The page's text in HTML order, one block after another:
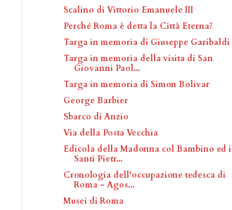
Scalino di Vittorio Emanuele III
Perché Roma è detta la Città Eterna?
Targa in memoria di Giuseppe Garibaldi
Targa in memoria della visita di San
Giovanni Paol...
Targa in memoria di Simon Bolivar
George Barbier
Sbarco di Anzio
Via della Posta Vecchia
Edicola della Madonna col Bambino ed i
Santi Pietr...
Cronologia dell'occupazione tedesca di
Roma - Agos...
Musei di Roma